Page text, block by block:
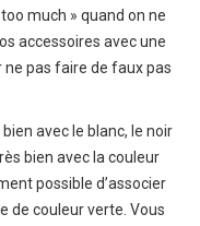
much » quand on ne
accessoires avec une
ne pas faire de faux pas
avec le blanc, le noir
bien avec la couleur
possible d’associer
de couleur verte. Vous